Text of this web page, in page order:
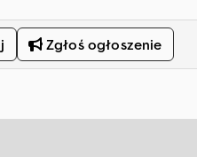
Zgłoś ogłoszenie